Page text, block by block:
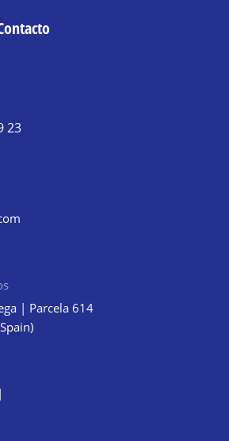
23
| Parcela 614